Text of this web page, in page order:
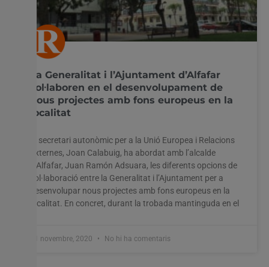
La Generalitat i l’Ajuntament d’Alfafar
col·laboren en el desenvolupament de
nous projectes amb fons europeus en la
localitat
El secretari autonòmic per a la Unió Europea i Relacions
Externes, Joan Calabuig, ha abordat amb l’alcalde
d’Alfafar, Juan Ramón Adsuara, les diferents opcions de
col·laboració entre la Generalitat i l’Ajuntament per a
desenvolupar nous projectes amb fons europeus en la
localitat. En concret, durant la trobada mantinguda en el
11 novembre, 2020 No hi ha comentaris